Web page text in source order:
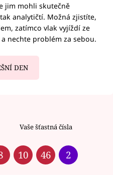
jim mohli skutečně
analytičtí. Možná zjistíte,
zatímco vlak vyjíždí ze
nechte problém za sebou.
DEN
Vaše šťastná čísla
10 46 2